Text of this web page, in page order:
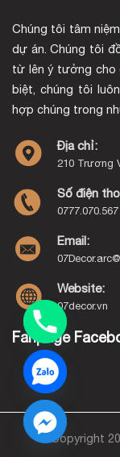
Chúng tôi tâm
dự án. Chúng tôi
từ lên ý tưởng cho
biệt, chúng tôi
hợp chúng trong
Địa chỉ:
210 Trương
Số điện
Email:
Website:
07decor.vn
Fanpage
Copyright